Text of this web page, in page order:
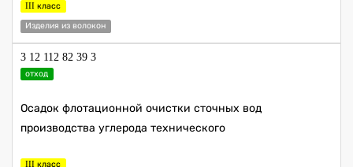
III класс
Изделия из волокон
3 12 112 82 39 3
отход
Осадок флотационной очистки сточных вод
производства углерода технического
III класс